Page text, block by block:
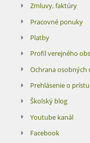
Zmluvy, faktúry
Pracovné ponuky
Platby
Profil verejného
Ochrana osobných
Prehlásenie o
Školský blog
Youtube kanál
Facebook